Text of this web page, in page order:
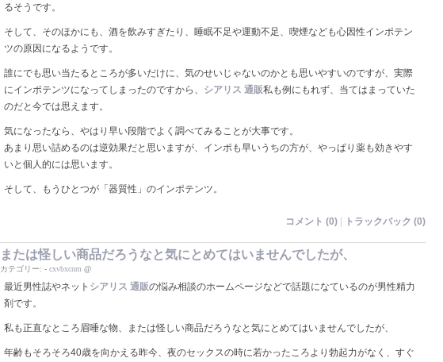
るそうです。
そして、そのほかにも、酒を飲みすぎたり、睡眠不足や運動不足、喫煙なども心因性インポテン
ツの原因になるようです。
誰にでも思い当たるところが多いだけに、気のせいじゃないのかとも思いやすいのですが、実際
にインポテンツになってしまったのですから、 シアリス 通販私も例にもれず、当てはまっていた
のだと今では思えます。
気になったなら、やはり早い段階でよく調べてみることが大事です。
あまり思い詰めるのは逆効果だと思いますが、インポも早いうちの方が、やっぱり薬も効きやす
いと個人的には思います。
そして、もうひとつが「器質性」のインポテンツ。
コメント (0) | トラックバック (0)
または怪しい商品だろうなと気にとめてはいませんでしたが、
カテゴリー: - cxvbxcnm @
最近男性誌やネット シアリス 通販の悩み相談のホームページなどで話題になているのが男性精力
剤です。
私も正直なところ眉唾な物、または怪しい商品だろうなと気にとめてはいませんでしたが、
年齢もそろそろ40歳を向かえる昨今、夜のセックスの時に若かったころより勃起力がなく、すぐ